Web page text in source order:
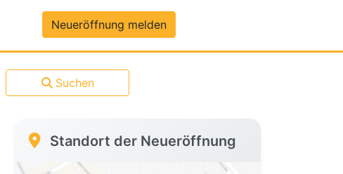
Premium-DatenNeueröffnung melden
Suchen
Standort der Neueröffnung